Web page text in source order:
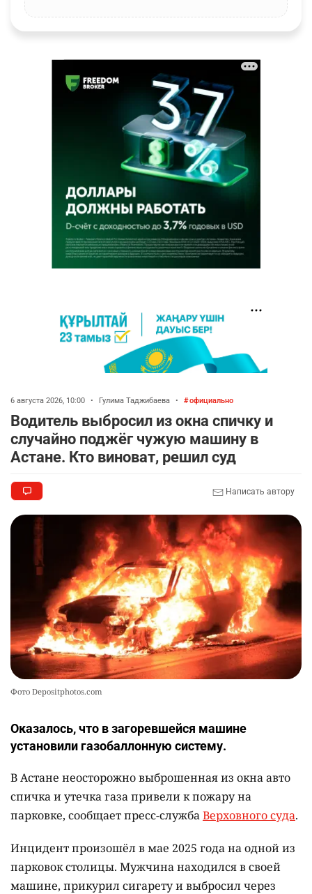
6 августа 2026, 10:00 • Гулима Таджибаева • официально
Водитель выбросил из окна спичку и
случайно поджёг чужую машину в
Астане. Кто виноват, решил суд
Написать автору
Фото Depositphotos.com
Оказалось, что в загоревшейся машине
установили газобаллонную систему.
В Астане неосторожно выброшенная из окна авто
спичка и утечка газа привели к пожару на
парковке, сообщает пресс-службаВерховного суда.
Инцидент произошёл в мае 2025 года на одной из
парковок столицы. Мужчина находился в своей
машине, прикурил сигарету и выбросил через